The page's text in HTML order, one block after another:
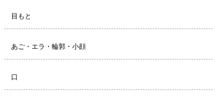
目もと
あご・エラ・輪郭・小顔
口